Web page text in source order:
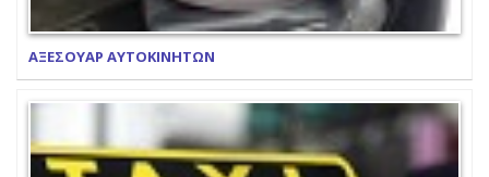
ΑΞΕΣΟΥΑΡ ΑΥΤΟΚΙΝΗΤΩΝ